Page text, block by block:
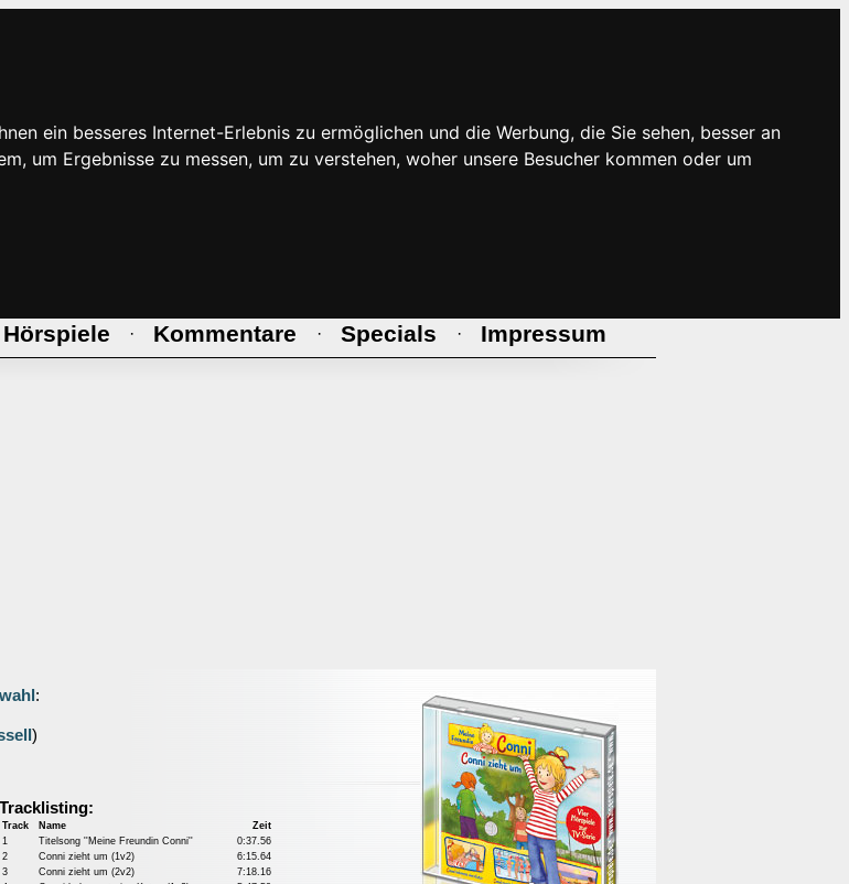
ein besseres Internet-Erlebnis zu ermöglichen und die Werbung, die Sie sehen, besser an
um Ergebnisse zu messen, um zu verstehen, woher unsere Besucher kommen oder um
Hörspiele · Kommentare · Specials · Impressum
:
)
Tracklisting:
Track Name
Zeit
1
Titelsong ''Meine Freundin Conni''
0:37.56
2
Conni zieht um (1v2)
6:15.64
3
Conni zieht um (2v2)
7:18.16